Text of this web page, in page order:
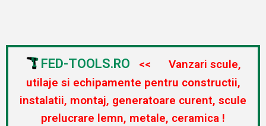
FED-TOOLS.RO << Vanzari scule,
utilaje si echipamente pentru constructii,
instalatii, montaj, generatoare curent, scule
prelucrare lemn, metale, ceramica !